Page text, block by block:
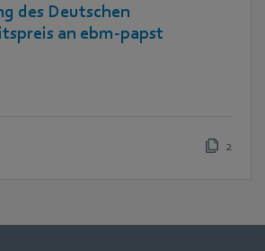
des Deutschen
an ebm-papst
2